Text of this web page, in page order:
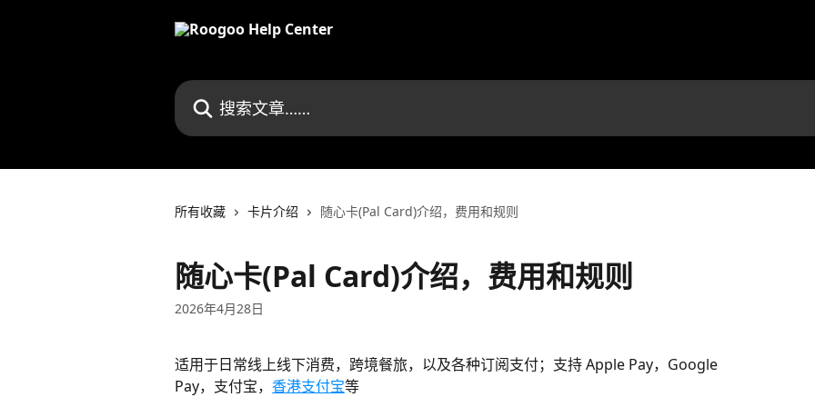
搜索文章……
所有收藏 卡片介绍 随心卡(Pal Card)介绍，费用和规则
随心卡(Pal Card)介绍，费用和规则
2026年4月28日
适用于日常线上线下消费，跨境餐旅，以及各种订阅支付；支持 Apple Pay，Google
Pay，支付宝， 香港支付宝等